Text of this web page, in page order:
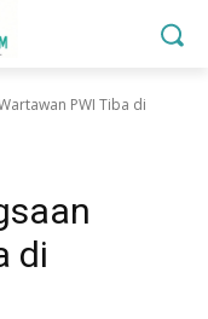
PWI Tiba di
di